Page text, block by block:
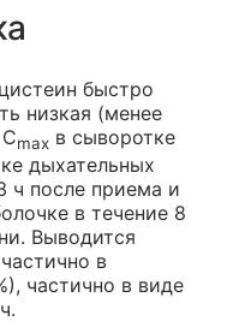
быстро
низкая (менее
max в сыворотке
дыхательных
ч после приема и
в течение 8
Выводится
в
частично в виде